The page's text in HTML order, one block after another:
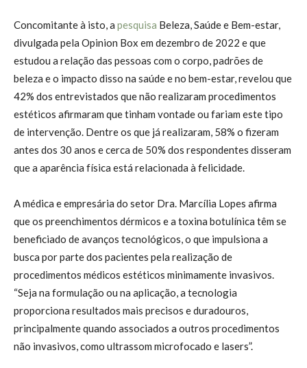
Concomitante à isto, a pesquisa Beleza, Saúde e Bem-estar,
divulgada pela Opinion Box em dezembro de 2022 e que
estudou a relação das pessoas com o corpo, padrões de
beleza e o impacto disso na saúde e no bem-estar, revelou que
42% dos entrevistados que não realizaram procedimentos
estéticos afirmaram que tinham vontade ou fariam este tipo
de intervenção. Dentre os que já realizaram, 58% o fizeram
antes dos 30 anos e cerca de 50% dos respondentes disseram
que a aparência física está relacionada à felicidade.
A médica e empresária do setor Dra. Marcília Lopes afirma
que os preenchimentos dérmicos e a toxina botulínica têm se
beneficiado de avanços tecnológicos, o que impulsiona a
busca por parte dos pacientes pela realização de
procedimentos médicos estéticos minimamente invasivos.
“Seja na formulação ou na aplicação, a tecnologia
proporciona resultados mais precisos e duradouros,
principalmente quando associados a outros procedimentos
não invasivos, como ultrassom microfocado e lasers”.